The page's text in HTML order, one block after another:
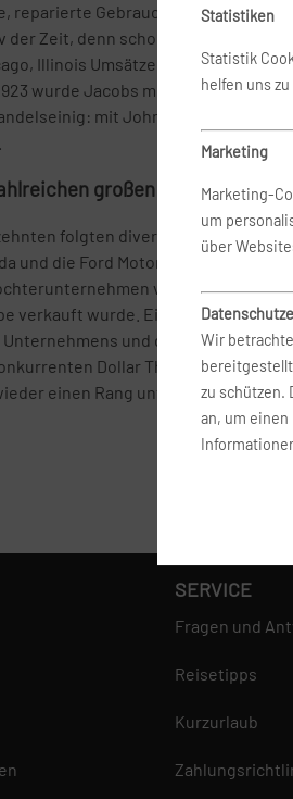
reparierte Gebrauchtwagen zu
Zeit, denn schon Anfang der 20er
Illinois Umsätze in Millionenhöhe
wurde Jacobs mit dem
mit John D. Hertz. Und
großen Namen
folgten diverse Übernahmen
und die Ford Motor Company. Im
von Ford, ehe der
verkauft wurde. Ein Jahr später
und der
Dollar Thrifty
einen Rang unter den besten
Statistiken
Statistik
helfen uns
Marketing
Marketing-
um
über
Wir
zu schützen.
an, um einen
SERVICE
Fragen und
Reisetipps
Kurzurlaub